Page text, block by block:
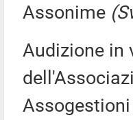
Assonime
Audizione in